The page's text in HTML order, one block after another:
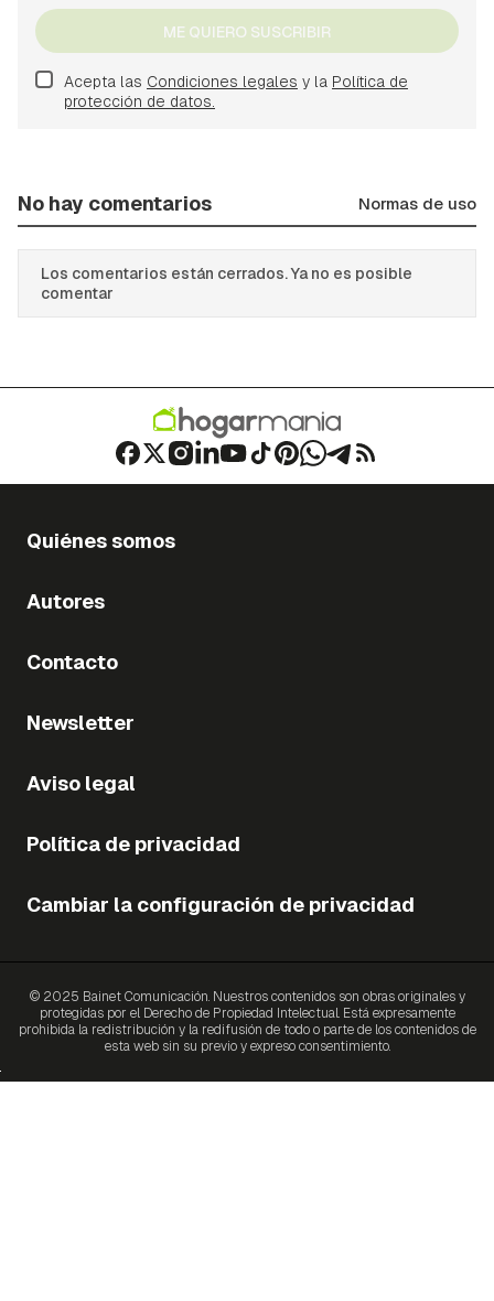
ME QUIERO SUSCRIBIR
Acepta las Condiciones legales y la Política de
protección de datos.
No hay comentarios Normas de uso
Los comentarios están cerrados. Ya no es posible
comentar
Quiénes somos
Autores
Contacto
Newsletter
Aviso legal
Política de privacidad
Cambiar la configuración de privacidad
© 2025 Bainet Comunicación. Nuestros contenidos son obras originales y
protegidas por el Derecho de Propiedad Intelectual. Está expresamente
prohibida la redistribución y la redifusión de todo o parte de los contenidos de
esta web sin su previo y expreso consentimiento.